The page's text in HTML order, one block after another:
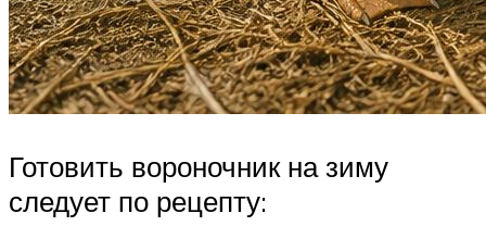
Готовить вороночник на зиму
следует по рецепту: